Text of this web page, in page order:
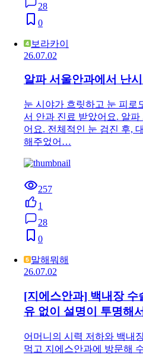
28
0
보라카이
26.07.02
알파 서울안과에서 난
눈 시야가 흐릿하고 눈 피로
서 안과 진료 받았어요. 알
어요. 전체적인 눈 검진 후,
해주었어…
257
1
28
0
말해뭐해
26.07.02
[지에스안과] 백내장 수
유 없이 설명이 투명해
어머니의 시력 저하와 백내
먹고 지에스안과에 방문해